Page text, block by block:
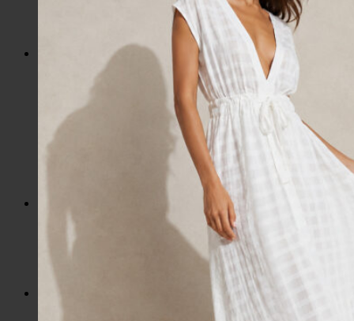
Slnečné okuliare
Hrnčeky a poháre s potlačou
Darčekové poukážky
Pánska móda
Kategórie
Mikiny a svetre
Nohavice a tepláky
Pánska obuv
0 – 3 roky
Dámska móda na každý deň